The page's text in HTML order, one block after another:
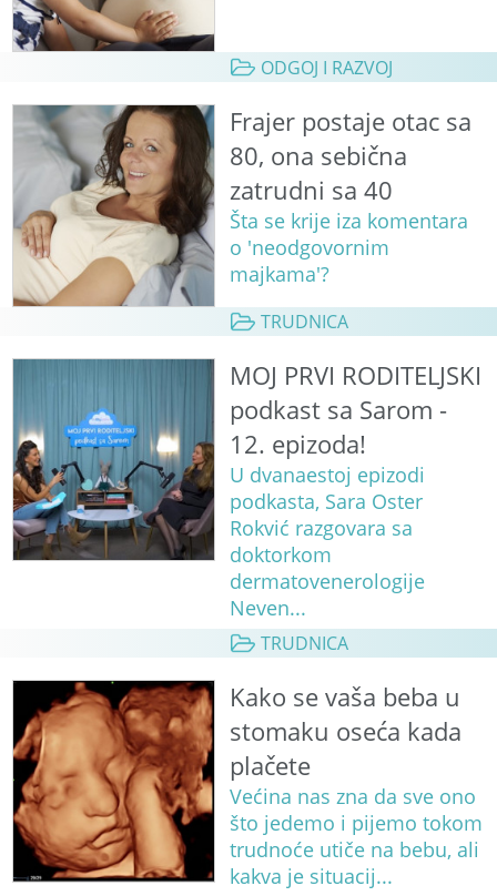
ODGOJ I RAZVOJ
Frajer postaje otac sa
80, ona sebična
zatrudni sa 40
Šta se krije iza komentara
o 'neodgovornim
majkama'?
TRUDNICA
MOJ PRVI RODITELJSKI
podkast sa Sarom -
12. epizoda!
U dvanaestoj epizodi
podkasta, Sara Oster
Rokvić razgovara sa
doktorkom
dermatovenerologije
Neven...
TRUDNICA
Kako se vaša beba u
stomaku oseća kada
plačete
Većina nas zna da sve ono
što jedemo i pijemo tokom
trudnoće utiče na bebu, ali
kakva je situacij...